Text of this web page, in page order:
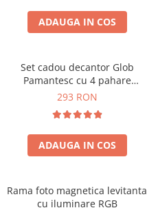
Cadouri Fete
Pentru Copilul din tine
Cadouri de Casa Noua
Cadouri Majorat
Cadouri pentru Nasi
Cadouri pentru Bunici
Cadouri pentru Prieteni
Cel ce are tot
Cani si Termosuri
Jocuri si Puzzle
Seturi de caligrafie
Cadouri Sfantul Alexandru
Cadouri Constantin si Elena
Cadouri Sfanta Maria
Cadouri Sfintii Mihail si Gavriil
ADAUGA IN COS
Set cadou decantor Glob
Pamantesc cu 4 pahare
Deluxe
293 RON
ADAUGA IN COS
Rama foto magnetica levitanta
cu iluminare RGB